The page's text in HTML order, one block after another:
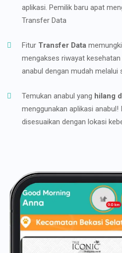
aplikasi. Pemilik baru apat
Transfer Data
Fitur Transfer Data
mengakses riwayat
anabul dengan mudah melalui
Temukan anabul yang hilang
menggunakan aplikasi
disesuaikan dengan lokasi